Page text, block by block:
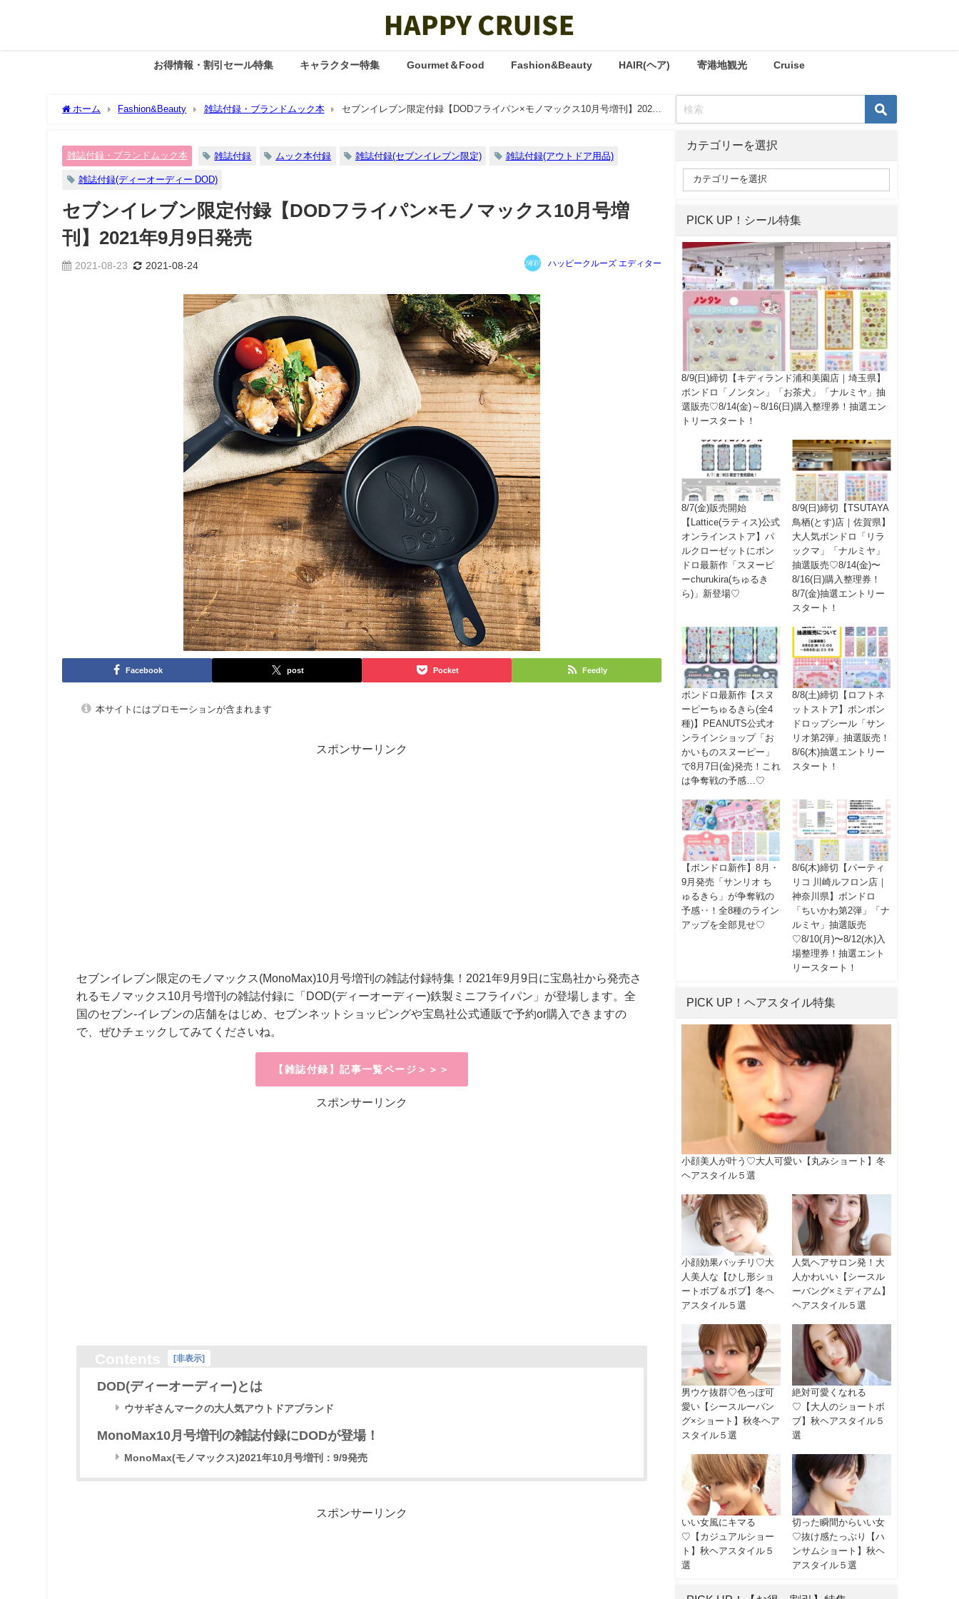
お得情報・割引セール特集 キャラクター特集 Gourmet＆Food Fashion&Beauty HAIR(ヘア) 寄港地観光 Cruise
ホーム Fashion&Beauty 雑誌付録・ブランドムック本
セブンイレブン限定付録【DODフライパン×モノマックス10月号増刊】2021
雑誌付録・ブランドムック本 雑誌付録 ムック本付録 雑誌付録(セブンイレブン限定) 雑誌付録(アウトドア用品)
雑誌付録(ディーオーディー DOD)
セブンイレブン限定付録【DODフライパン×モノマックス10月号増
刊】2021年9月9日発売
2021-08-23 2021-08-24 ハッピークルーズ エディター
Facebook post Pocket Feedly
本サイトにはプロモーションが含まれます
スポンサーリンク
セブンイレブン限定のモノマックス(MonoMax)10月号増刊の雑誌付録特集！2021年9月9日に宝島社から発売さ
れるモノマックス10月号増刊の雑誌付録に「DOD(ディーオーディー)鉄製ミニフライパン」が登場します。全
国のセブン-イレブンの店舗をはじめ、セブンネットショッピングや宝島社公式通販で予約or購入できますの
で、ぜひチェックしてみてくださいね。
【雑誌付録】記事一覧ページ＞＞＞
スポンサーリンク
[非表示]
DOD(ディーオーディー)とは
ウサギさんマークの大人気アウトドアブランド
MonoMax10月号増刊の雑誌付録にDODが登場！
MonoMax(モノマックス)2021年10月号増刊：9/9発売
スポンサーリンク
カテゴリーを選択
PICK UP！シール特集
8/9(日)締切【キディランド浦和美園店｜埼玉県】
ボンドロ「ノンタン」「お茶犬」「ナルミヤ」抽
選販売♡8/14(金)～8/16(日)購入整理券！抽選エン
トリースタート！
8/7(金)販売開始
【Lattice(ラティス)公式
オンラインストア】パ
ルクローゼットにボン
ドロ最新作「スヌーピ
ーchurukira(ちゅるき
ら)」新登場♡
8/9(日)締切【TSUTAYA
鳥栖(とす)店｜佐賀県】
大人気ボンドロ「リラ
ックマ」「ナルミヤ」
抽選販売♡8/14(金)〜
8/16(日)購入整理券！
8/7(金)抽選エントリー
スタート！
ボンドロ最新作【スヌ
ーピーちゅるきら(全4
種)】PEANUTS公式オ
ンラインショップ「お
かいものスヌーピー」
で8月7日(金)発売！これ
は争奪戦の予感…♡
8/8(土)締切【ロフトネ
ットストア】ボンボン
ドロップシール「サン
リオ第2弾」抽選販売！
8/6(木)抽選エントリー
スタート！
【ボンドロ新作】8月・
9月発売「サンリオ ち
ゅるきら」が争奪戦の
予感‥！全8種のライン
アップを全部見せ♡
8/6(木)締切【パーティ
リコ 川崎ルフロン店｜
神奈川県】ボンドロ
「ちいかわ第2弾」「ナ
ルミヤ」抽選販売
♡8/10(月)〜8/12(水)入
場整理券！抽選エント
リースタート！
PICK UP！ヘアスタイル特集
小顔美人が叶う♡大人可愛い【丸みショート】冬
ヘアスタイル５選
小顔効果バッチリ♡大
人美人な【ひし形ショ
ートボブ＆ボブ】冬ヘ
アスタイル５選
人気ヘアサロン発！大
人かわいい【シースル
ーバング×ミディアム】
ヘアスタイル５選
男ウケ抜群♡色っぽ可
愛い【シースルーバン
グ×ショート】秋冬ヘア
スタイル５選
絶対可愛くなれる
♡【大人のショートボ
ブ】秋ヘアスタイル５
選
いい女風にキマる
♡【カジュアルショー
ト】秋ヘアスタイル５
選
切った瞬間からいい女
♡抜け感たっぷり【ハ
ンサムショート】秋ヘ
アスタイル５選